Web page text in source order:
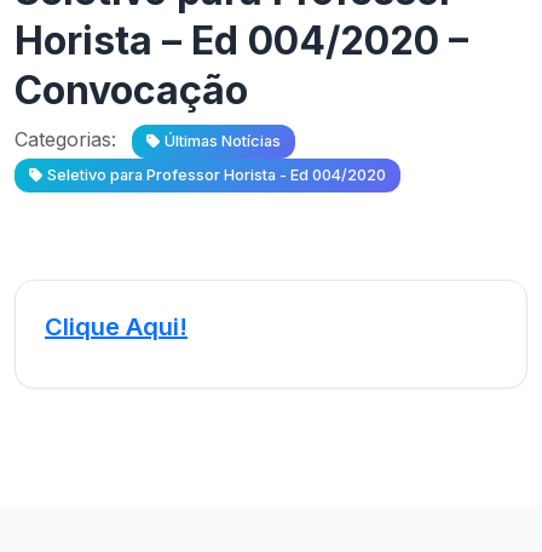
Horista – Ed 004/2020 –
Convocação
Categorias:
Últimas Notícias
Seletivo para Professor Horista - Ed 004/2020
Clique Aqui!